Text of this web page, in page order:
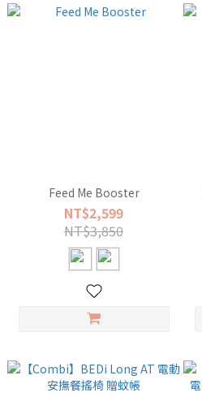
Feed Me Booster
NT$2,599
NT$3,850